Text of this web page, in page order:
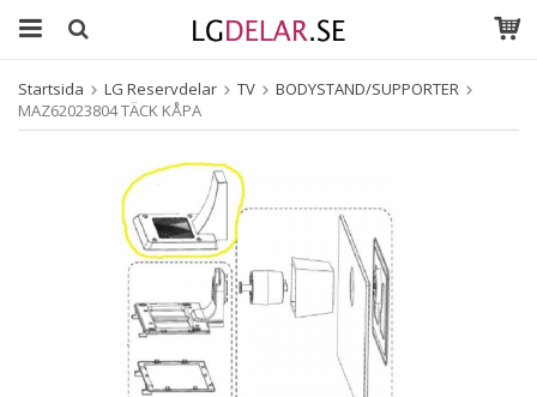
Startsida LG Reservdelar TV
BODYSTAND/SUPPORTER
MAZ62023804 TÄCK KÅPA